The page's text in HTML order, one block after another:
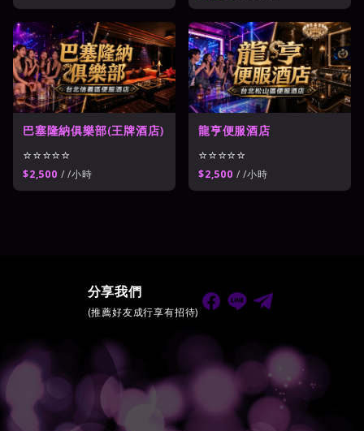
巴塞隆納俱樂部(王牌酒店)
⭐⭐⭐⭐⭐
$2,500 / /小時
龍亨便服酒店
⭐⭐⭐⭐⭐
$2,500 / /小時
分享我們
(推薦好友成行享有招待)